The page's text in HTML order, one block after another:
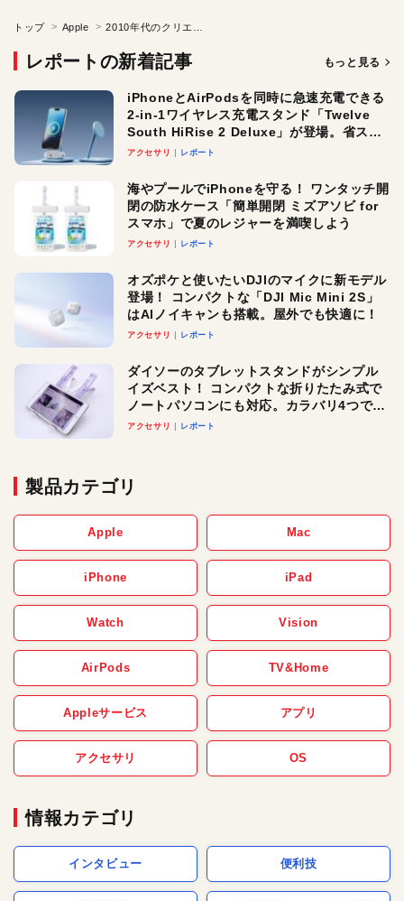
トップ Apple
レポートの新着記事 もっと見る
iPhoneとAirPodsを同時に急速充電できる
2-in-1ワイヤレス充電スタンド「Twelve
South HiRise 2 Deluxe」が登場。省スペ
ースでおしゃれに充電したい人にオスス
アクセサリ レポート
海やプールでiPhoneを守る！ ワンタッチ開
閉の防水ケース「簡単開閉 ミズアソビ for
スマホ」で夏のレジャーを満喫しよう
アクセサリ レポート
オズポケと使いたいDJIのマイクに新モデル
登場！ コンパクトな「DJI Mic Mini 2S」
はAIノイキャンも搭載。屋外でも快適に！
アクセサリ レポート
ダイソーのタブレットスタンドがシンプル
イズベスト！ コンパクトな折りたたみ式で
ノートパソコンにも対応。カラバリ4つで選
べる楽しさも
アクセサリ レポート
製品カテゴリ
Apple Mac
iPhone iPad
Watch Vision
AirPods TV&Home
Appleサービス アプリ
アクセサリ OS
情報カテゴリ
インタビュー 便利技